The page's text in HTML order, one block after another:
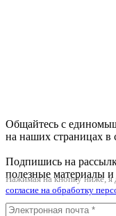
Общайтесь с
на наших страницах в
Подпишись на
полезные материалы
Нажимая на кнопку ниже, я
согласие на обработку